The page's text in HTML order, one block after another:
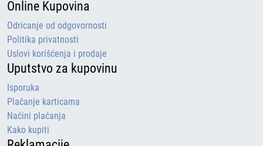
Online Kupovina
Odricanje od odgovornosti
Politika privatnosti
Uslovi korišćenja i prodaje
Uputstvo za kupovinu
Isporuka
Plaćanje karticama
Načini plaćanja
Kako kupiti